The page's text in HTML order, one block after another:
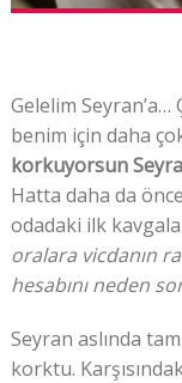
Gelelim
benim için daha
korkuyorsun
Hatta daha da
odadaki ilk
oralara vicdanın
hesabını neden
Seyran aslında
korktu.